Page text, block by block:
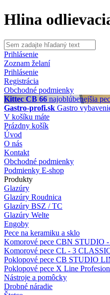
Hlina
Prihlásenie
Zoznam želaní
Prihlásenie
Registrácia
Obchodné podmienky
Kittec CB 66 najoblúbenejšia
Gastro-profi.sk Gastro
V košíku máte
Prázdny košík
Úvod
O nás
Kontakt
Obchodné podmienky
Podmienky E-shop
Produkty
Glazúry
Glazúry Roudnica
Glazúry BSZ / TC
Glazúry Welte
Engoby
Pece na keramiku a sklo
Komorové pece CBN STUDIO
Komorové pece CL - 3
Poklopové pece CB STUDIO
Poklopové pece X Line
Nástroje a pomôcky
Drobné náradie